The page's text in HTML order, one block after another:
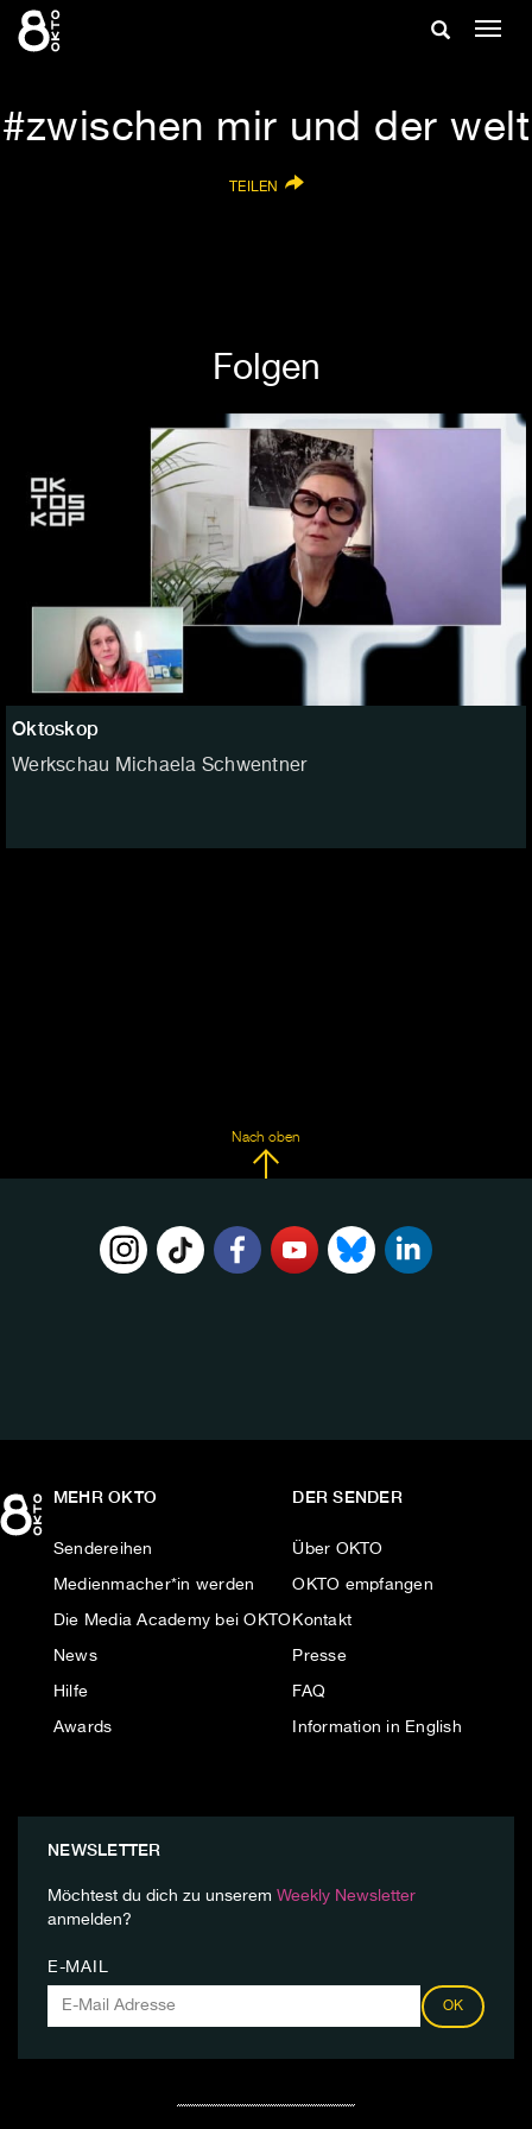
Zum
Inhalt
Suche
zwischen mir und der welt
TEILEN
Folgen
Oktoskop
Werkschau Michaela Schwentner
Nach oben
MEHR OKTO
Sendereihen
Medienmacher*in werden
Die Media Academy bei OKTO
News
Hilfe
Awards
DER SENDER
Über OKTO
OKTO empfangen
Kontakt
Presse
FAQ
Information in English
NEWSLETTER
Möchtest du dich zu unserem Weekly Newsletter
anmelden?
E-MAIL
OK